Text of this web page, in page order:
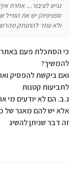
נגיש לציבור... אחרת
ספציפית) יש את המייל
ולא עוזר להתנתק
כי הסתכלת פעם
להמשיך?
ואם ביקשת להפסיק
לתביעות קטנות
נ.ב. הם לא יודעים מי
אלא יש להם מאגר של
זה דבר שניתן להשיג